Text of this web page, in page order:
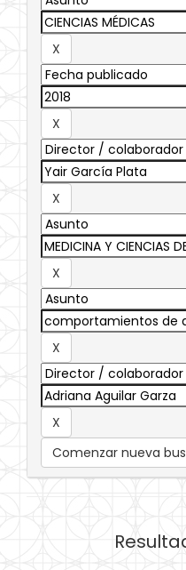
Comenzar nueva